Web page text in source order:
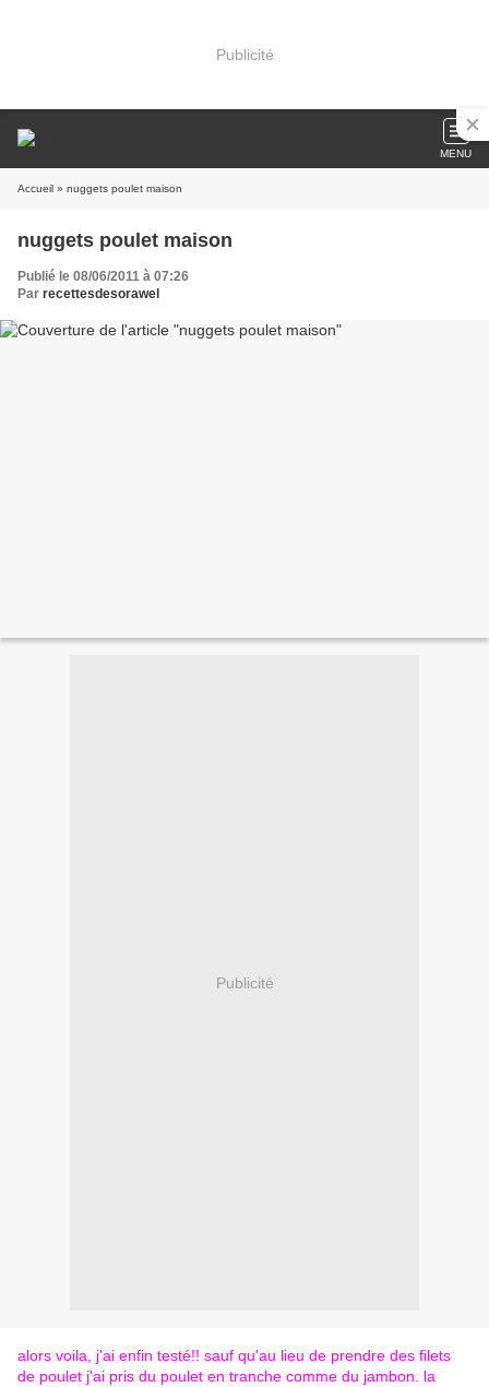
Publicité
MENU
Accueil » nuggets poulet maison
nuggets poulet maison
Publié le 08/06/2011 à 07:26
Par recettesdesorawel
Publicité
alors voila, j'ai enfin testé!! sauf qu'au lieu de prendre des filets
de poulet j'ai pris du poulet en tranche comme du jambon. la